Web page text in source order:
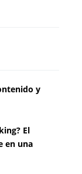
y
El
en una